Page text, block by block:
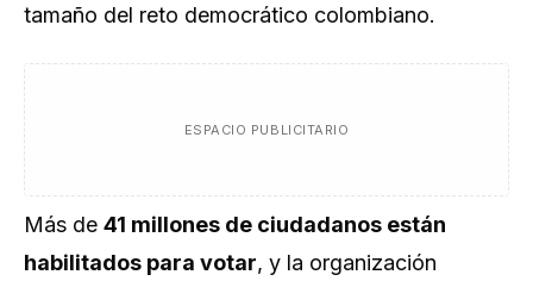
tamaño del reto democrático colombiano.
ESPACIO PUBLICITARIO
Más de 41 millones de ciudadanos están
habilitados para votar, y la organización